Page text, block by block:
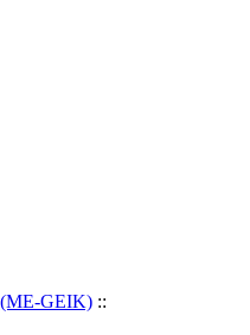
(ME-GEIK) ::